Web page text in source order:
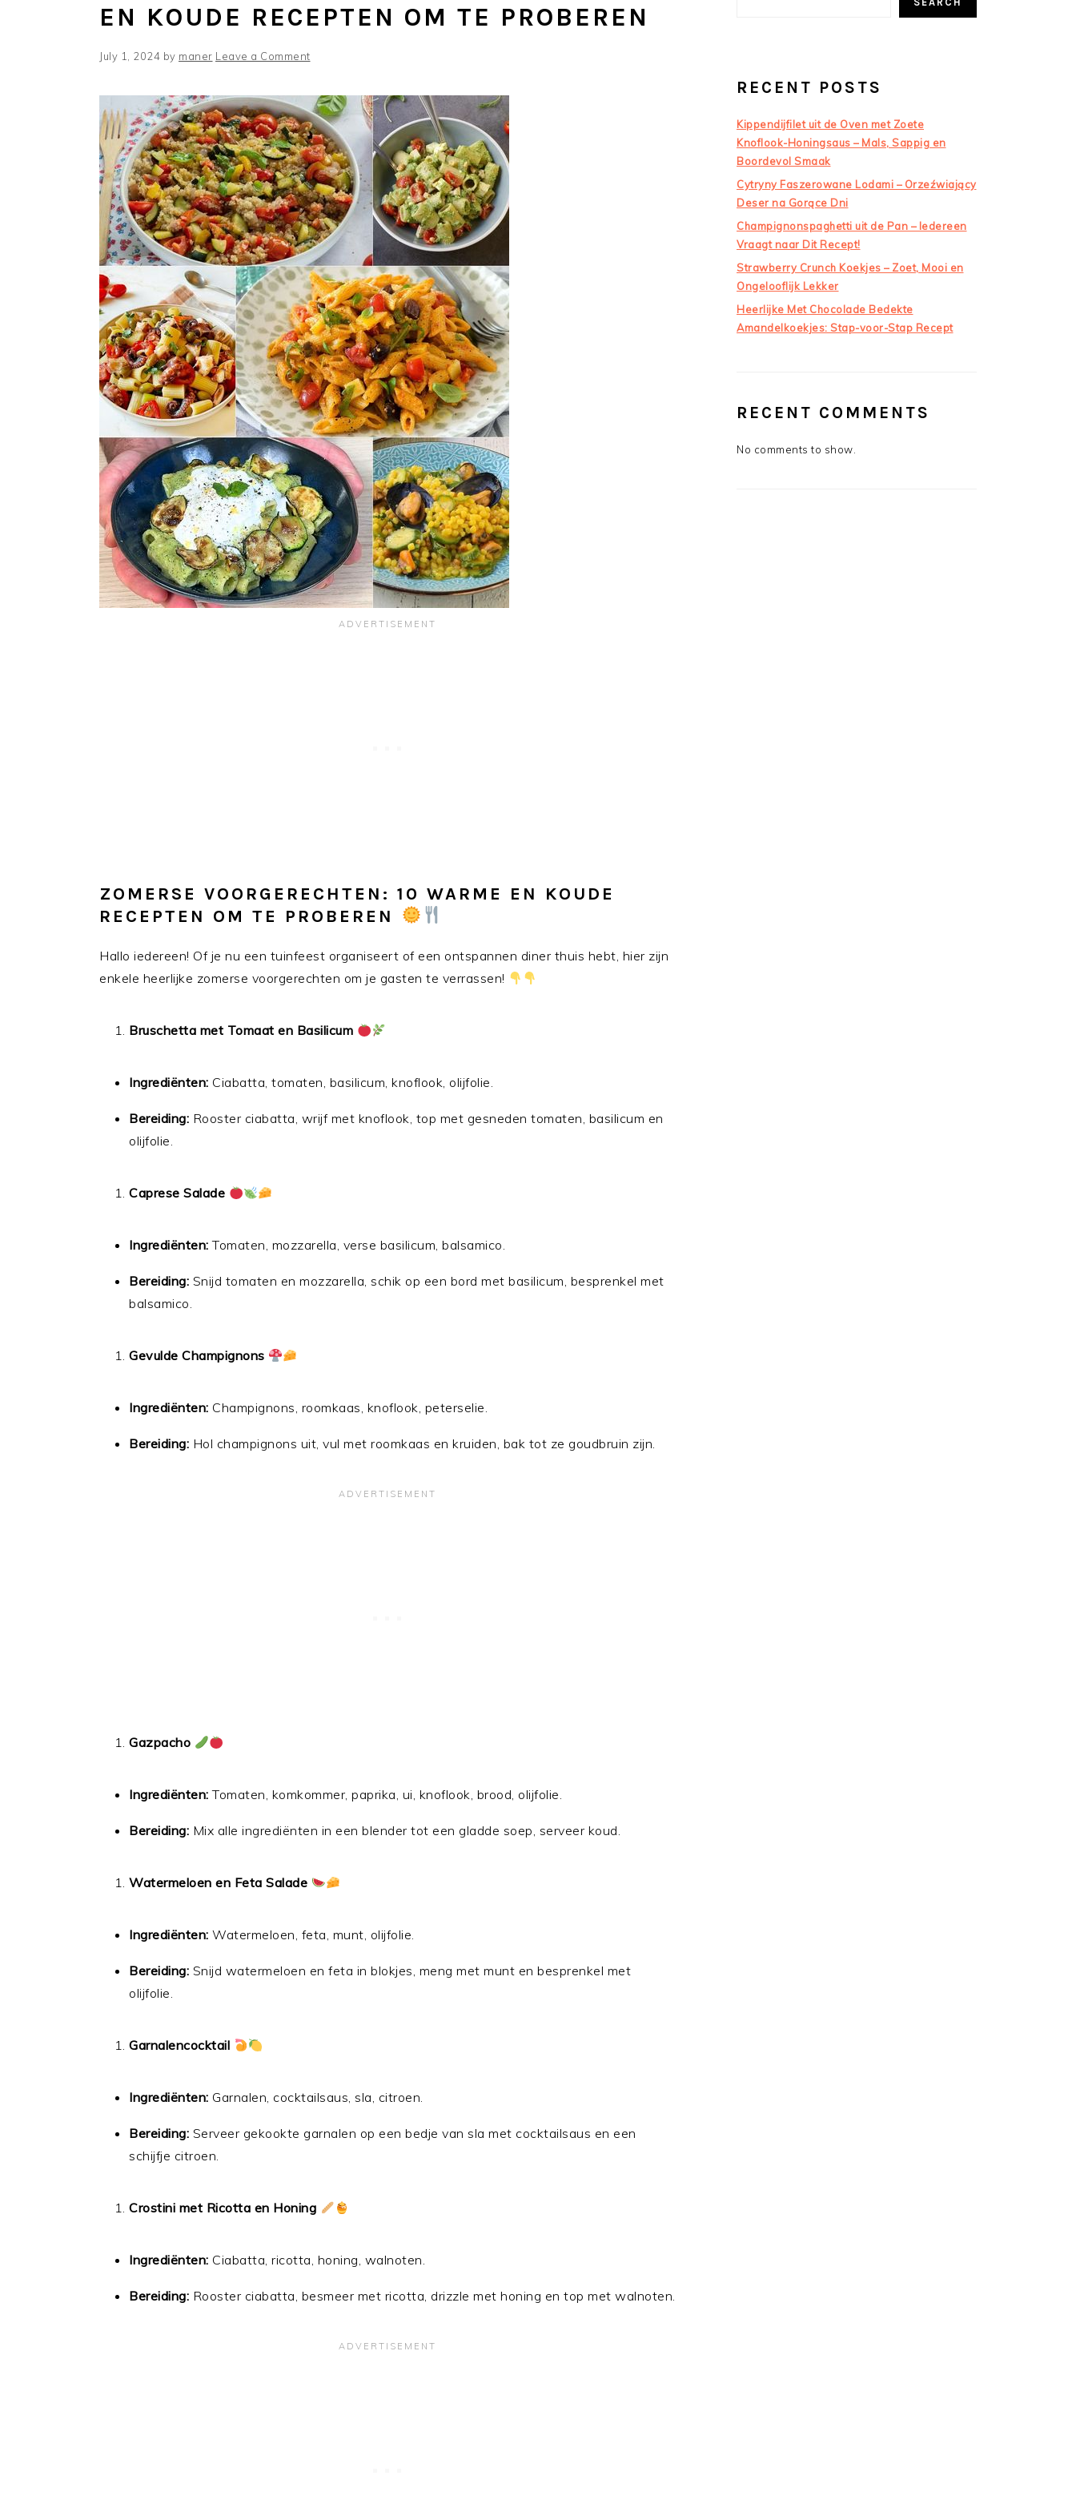
EN KOUDE RECEPTEN OM TE PROBEREN
July 1, 2024 by maner Leave a Comment
ZOMERSE VOORGERECHTEN: 10 WARME EN KOUDE
RECEPTEN OM TE PROBEREN
Hallo iedereen! Of je nu een tuinfeest organiseert of een ontspannen diner thuis hebt, hier zijn
enkele heerlijke zomerse voorgerechten om je gasten te verrassen!
Bruschetta met Tomaat en Basilicum
Ingrediënten: Ciabatta, tomaten, basilicum, knoflook, olijfolie.
Bereiding: Rooster ciabatta, wrijf met knoflook, top met gesneden tomaten, basilicum en
olijfolie.
Caprese Salade
Ingrediënten: Tomaten, mozzarella, verse basilicum, balsamico.
Bereiding: Snijd tomaten en mozzarella, schik op een bord met basilicum, besprenkel met
balsamico.
Gevulde Champignons
Ingrediënten: Champignons, roomkaas, knoflook, peterselie.
Bereiding: Hol champignons uit, vul met roomkaas en kruiden, bak tot ze goudbruin zijn.
Gazpacho
Ingrediënten: Tomaten, komkommer, paprika, ui, knoflook, brood, olijfolie.
Bereiding: Mix alle ingrediënten in een blender tot een gladde soep, serveer koud.
Watermeloen en Feta Salade
Ingrediënten: Watermeloen, feta, munt, olijfolie.
Bereiding: Snijd watermeloen en feta in blokjes, meng met munt en besprenkel met
olijfolie.
Garnalencocktail
Ingrediënten: Garnalen, cocktailsaus, sla, citroen.
Bereiding: Serveer gekookte garnalen op een bedje van sla met cocktailsaus en een
schijfje citroen.
Crostini met Ricotta en Honing
Ingrediënten: Ciabatta, ricotta, honing, walnoten.
Bereiding: Rooster ciabatta, besmeer met ricotta, drizzle met honing en top met walnoten.
RECENT POSTS
Kippendijfilet uit de Oven met Zoete
Knoflook-Honingsaus – Mals, Sappig en
Boordevol Smaak
Cytryny Faszerowane Lodami – Orzeźwiający
Deser na Gorące Dni
Champignonspaghetti uit de Pan – Iedereen
Vraagt naar Dit Recept!
Strawberry Crunch Koekjes – Zoet, Mooi en
Ongelooflijk Lekker
Heerlijke Met Chocolade Bedekte
Amandelkoekjes: Stap-voor-Stap Recept
RECENT COMMENTS
No comments to show.